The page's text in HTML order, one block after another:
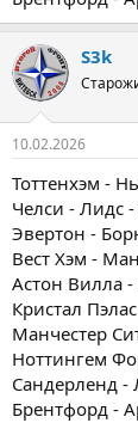
S3k
10.02.2026
Тоттенхэм -
Челси - Лидс -
Эвертон -
Вест Хэм -
Астон Вилла
Кристал
Манчестер
Ноттингем
Сандерленд -
Брентфорд -